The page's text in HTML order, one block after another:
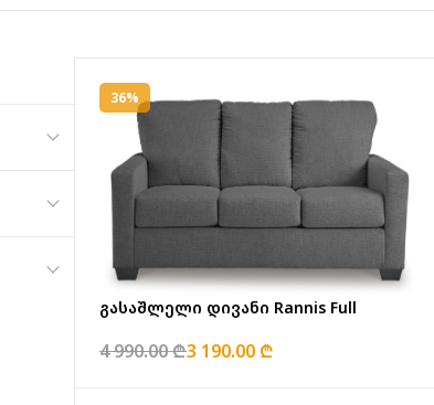
36%
გასაშლელი დივანი Rannis Full
4 990.00 ₾3 190.00 ₾